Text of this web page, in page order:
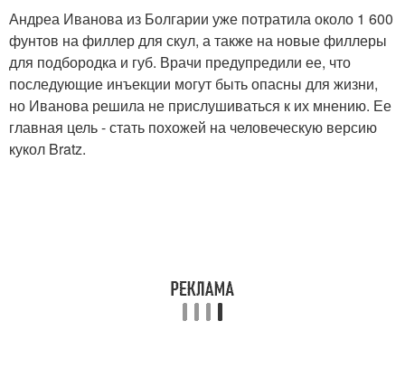
Андреа Иванова из Болгарии уже потратила около 1 600
фунтов на филлер для скул, а также на новые филлеры
для подбородка и губ. Врачи предупредили ее, что
последующие инъекции могут быть опасны для жизни,
но Иванова решила не прислушиваться к их мнению. Ее
главная цель - стать похожей на человеческую версию
кукол Bratz.